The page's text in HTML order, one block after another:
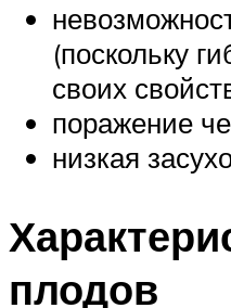
(поскольку
своих
поражение
низкая
плодов